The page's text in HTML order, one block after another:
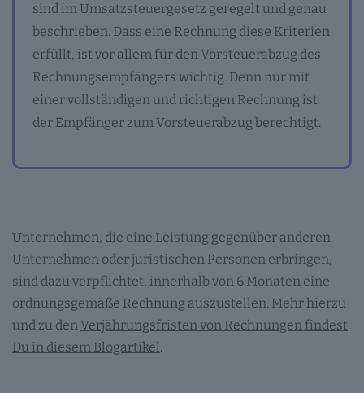
sind im Umsatzsteuergesetz geregelt und genau
beschrieben. Dass eine Rechnung diese Kriterien
erfüllt, ist vor allem für den Vorsteuerabzug des
Rechnungsempfängers wichtig. Denn nur mit
einer vollständigen und richtigen Rechnung ist
der Empfänger zum Vorsteuerabzug berechtigt.
Unternehmen, die eine Leistung gegenüber anderen
Unternehmen oder juristischen Personen erbringen,
sind dazu verpflichtet, innerhalb von 6 Monaten eine
ordnungsgemäße Rechnung auszustellen. Mehr hierzu
und zu denVerjährungsfristen von Rechnungen findest
Du in diesem Blogartikel.